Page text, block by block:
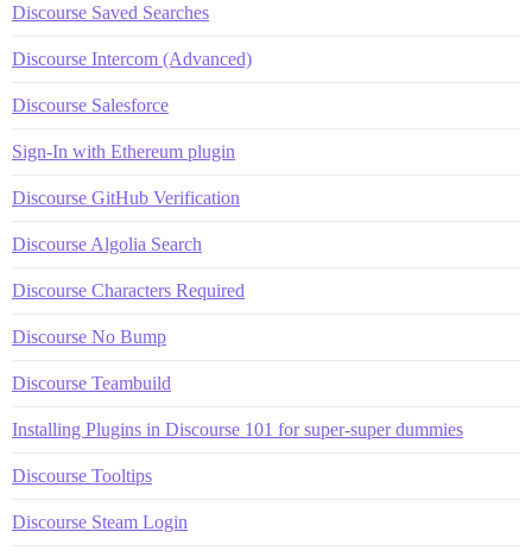
Discourse Saved Searches
Discourse Intercom (Advanced)
Discourse Salesforce
Sign-In with Ethereum plugin
Discourse GitHub Verification
Discourse Algolia Search
Discourse Characters Required
Discourse No Bump
Discourse Teambuild
Installing Plugins in Discourse 101 for super-super dummies
Discourse Tooltips
Discourse Steam Login